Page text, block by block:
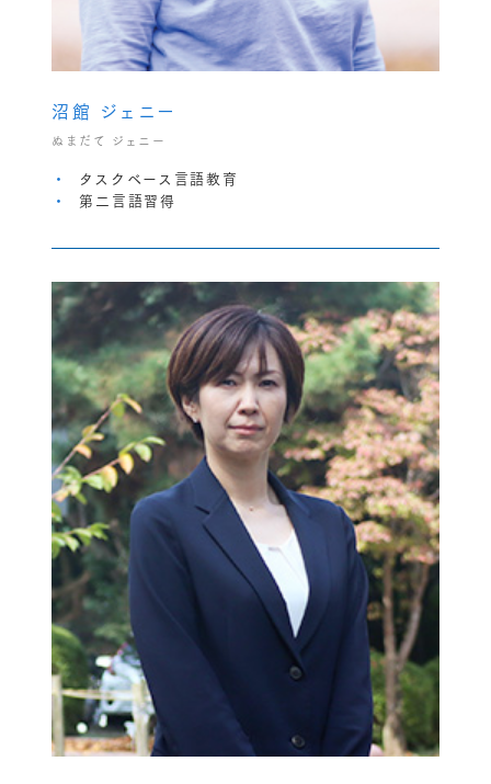
沼館 ジェニー
ぬまだて ジェニー
タスクベース言語教育
第二言語習得